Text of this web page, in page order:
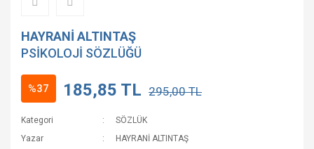
HAYRANİ ALTINTAŞ
PSİKOLOJİ SÖZLÜĞÜ
%37 185,85 TL 295,00 TL
Kategori
SÖZLÜK
Yazar
HAYRANİ ALTINTAŞ